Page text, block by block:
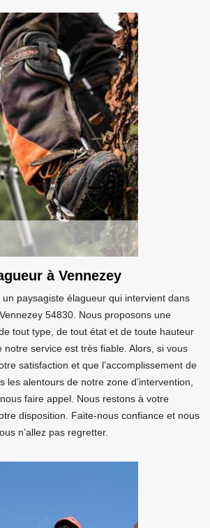
à Vennezey
paysagiste élagueur qui intervient dans
54830. Nous proposons une
tout type, de tout état et de toute hauteur
notre service est très fiable. Alors, si vous
satisfaction et que l’accomplissement de
les alentours de notre zone d’intervention,
faire appel. Nous restons à votre
disposition. Faite-nous confiance et nous
n’allez pas regretter.